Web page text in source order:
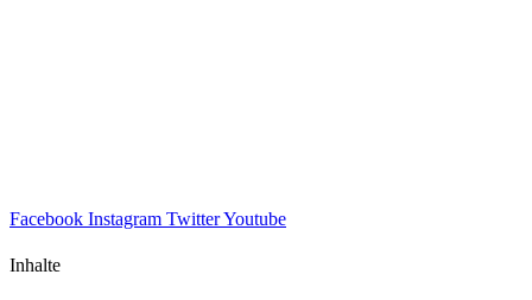
Facebook Instagram TwitterYoutube
Inhalte